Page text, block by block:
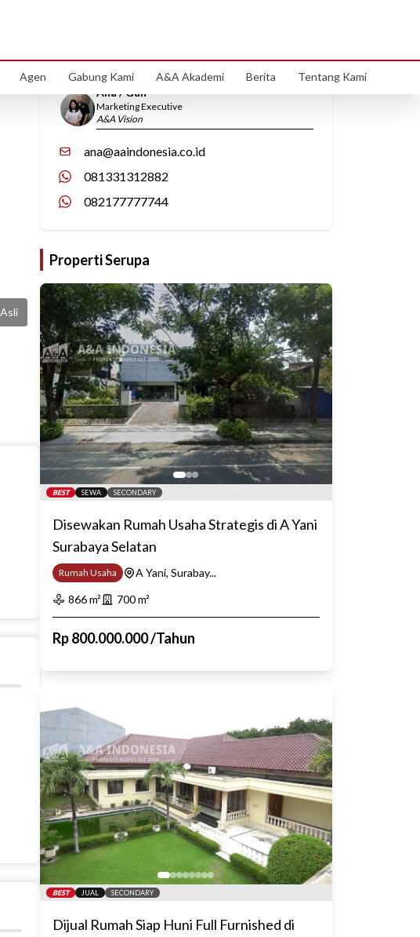
Agen Gabung Kami A&A Akademi Berita Tentang Kami
Hubungi Kami
Ana / Gun
Marketing Executive
A&A Vision
ana@aaindonesia.co.id
081331312882
082177777744
Properti Serupa
BEST SEWA SECONDARY
Disewakan Rumah Usaha Strategis di A Yani
Surabaya Selatan
Rumah Usaha
A Yani, Surabay...
866m² 700m²
Rp800.000.000/Tahun
BEST JUAL SECONDARY
Dijual Rumah Siap Huni Full Furnished di